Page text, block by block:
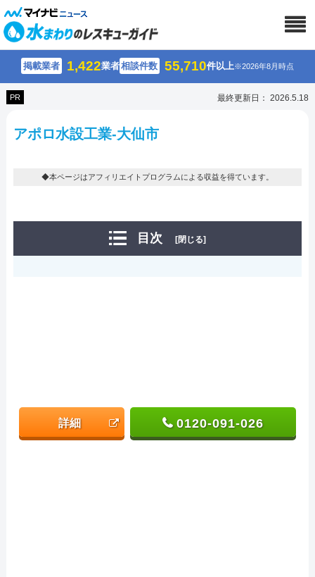
掲載業者 1,422業者相談件数 55,710件以上※2026年8月時点
PR 最終更新日： 2026.5.18
アポロ水設工業-大仙市
◆本ページはアフィリエイトプログラムによる収益を得ています。
目次 [閉じる]
詳細 0120-091-026